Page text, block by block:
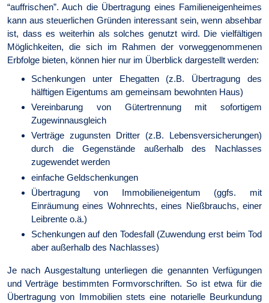
auffrischen . Auch die Übertragung eines Familieneigenheimes
kann aus steuerlichen Gründen interessant sein, wenn absehbar
ist, dass es weiterhin als solches genutzt wird. Die vielfältigen
Möglichkeiten, die sich im Rahmen der vorweggenommenen
Erbfolge bieten, können hier nur im Überblick dargestellt werden:
Schenkungen unter Ehegatten (z.B. Übertragung des
hälftigen Eigentums am gemeinsam bewohnten Haus)
Vereinbarung von Gütertrennung mit sofortigem
Zugewinnausgleich
Verträge zugunsten Dritter (z.B. Lebensversicherungen)
durch die Gegenstände außerhalb des Nachlasses
zugewendet werden
einfache Geldschenkungen
Übertragung von Immobilieneigentum (ggfs. mit
Einräumung eines Wohnrechts, eines Nießbrauchs, einer
Leibrente o.ä.)
Schenkungen auf den Todesfall (Zuwendung erst beim Tod
aber außerhalb des Nachlasses)
Je nach Ausgestaltung unterliegen die genannten Verfügungen
und Verträge bestimmten Formvorschriften. So ist etwa für die
Übertragung von Immobilien stets eine notarielle Beurkundung